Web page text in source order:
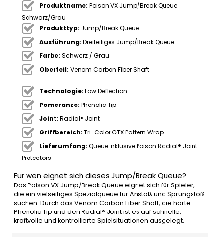
Produktname: Poison VX Jump/Break Queue
Schwarz/Grau
Produkttyp: Jump/Break Queue
Ausführung: Dreiteiliges Jump/Break Queue
Farbe: Schwarz / Grau
Oberteil: Venom Carbon Fiber Shaft
Technologie: Low Deflection
Pomeranze: Phenolic Tip
Joint: Radial® Joint
Griffbereich: Tri-Color GTX Pattern Wrap
Lieferumfang: Queue inklusive Poison Radial® Joint
Protectors
Für wen eignet sich dieses Jump/Break Queue?
Das Poison VX Jump/Break Queue eignet sich für Spieler,
die ein vielseitiges Spezialqueue für Anstoß und Sprungstoß
suchen. Durch das Venom Carbon Fiber Shaft, die harte
Phenolic Tip und den Radial® Joint ist es auf schnelle,
kraftvolle und kontrollierte Spielsituationen ausgelegt.